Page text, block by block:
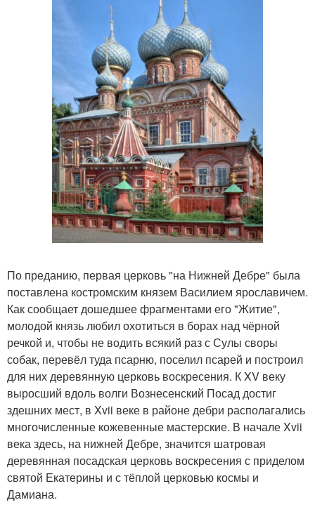
По преданию, первая церковь "на Нижней Дебре" была
поставлена костромским князем Василием ярославичем.
Как сообщает дошедшее фрагментами его "Житие",
молодой князь любил охотиться в борах над чёрной
речкой и, чтобы не водить всякий раз с Сулы своры
собак, перевёл туда псарню, поселил псарей и построил
для них деревянную церковь воскресения. К XV веку
выросший вдоль волги Вознесенский Посад достиг
здешних мест, в Xvii веке в районе дебри располагались
многочисленные кожевенные мастерские. В начале Xvii
века здесь, на нижней Дебре, значится шатровая
деревянная посадская церковь воскресения с приделом
святой Екатерины и с тёплой церковью космы и
Дамиана.